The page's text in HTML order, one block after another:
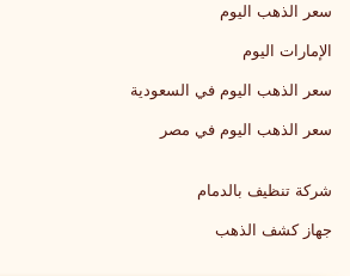
سعر الذهب اليوم
الإمارات اليوم
سعر الذهب اليوم في السعودية
سعر الذهب اليوم في مصر
شركة تنظيف بالدمام
جهاز كشف الذهب